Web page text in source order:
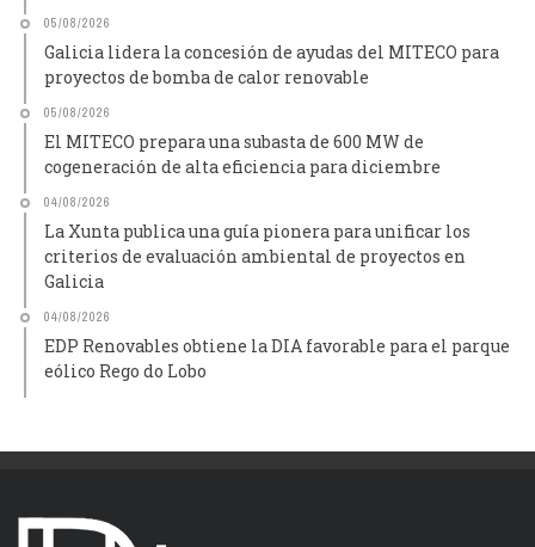
05/08/2026
Galicia lidera la concesión de ayudas del MITECO para
proyectos de bomba de calor renovable
05/08/2026
El MITECO prepara una subasta de 600 MW de
cogeneración de alta eficiencia para diciembre
04/08/2026
La Xunta publica una guía pionera para unificar los
criterios de evaluación ambiental de proyectos en
Galicia
04/08/2026
EDP Renovables obtiene la DIA favorable para el parque
eólico Rego do Lobo